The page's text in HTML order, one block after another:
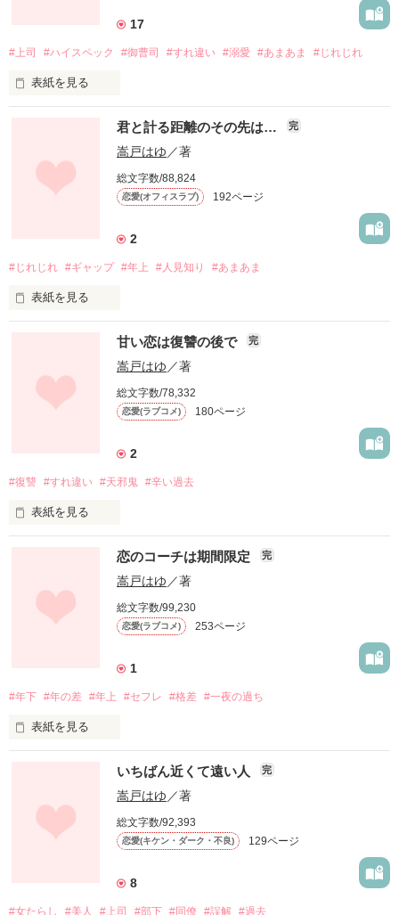
本棚に入れて下さった方、かんたん感想して下さった方もあり
がとうございます
作品を読む
この恋は後戻りできないんです
商業施設プロデュース業　プラシデス社
高宮 俊哉　３２歳　笑わない課長
内田 藤花　２３歳　頑張りが空回る３年目
#27 「上司・トラブル・同居
・過去の傷心・恋の予感」
ありがとうございます
作品を読む
澤口とどうこうなるなんて考えられない！！
生産技術開発部／エンジン生産技術
高橋朱音　たかはしあかね　２５歳
美人で仕事が出来ると言われる裏で
ダメ男収集家と揶揄される
資材調達部／設備調達
澤口恭一　さわぐちきょういち　２５歳
同期期待の星
クールで歯に衣着せぬ物言い
＊＊＊
あとがきを消す代わりに
楽しんでいただけると幸いです
これもひとえに皆様が読んでくださったお陰です
ありがとうございます！！
かんたん感想して下さった方、
感想ノートにコメントを下さった方
ありがとうございます
書いていくのにものすごく励みになってます
＊＊＊
第３回ベリーズカフェ恋愛小説大賞の
新人賞に選んでいただけました
これもひとえに皆様に読んでいただけて
応援していただけたお陰です
ありがとうございます
2019.8.15 発売予定です
17
#上司 #ハイスペック #御曹司 #すれ違い #溺愛 #あまあま #じれじれ
表紙を見る
西村花音（にしむらかのん）２７歳
小さい会社だからこそ
なんでもやって
それなりに仕事も出来るって自負があった
新しく上司になったのは
家電メーカー大企業フォレスト工業山野支社
イケメン過ぎる支社長
倉林崇仁（くらばやしたかひと）３３歳
社長の息子だから
世の中を舐めた人だって思ってた
わざわざ苦労を背負い込む彼の力になりたい
って厄介なことを思い始めて…
ランキングに載りました！
これもひとえに皆様が読んでくださったお陰です
ありがとうございます！！
書いていく励みになります
少しでもお礼になればと倉林崇仁Sideを
ー＊＊＊ー
褒めていただけて顔がにやけてしまいました
君と計る距離のその先は… 完
嵩戸はゆ ／著
総文字数/88,824
恋愛(オフィスラブ) 192ページ
2
#じれじれ #ギャップ #年上 #人見知り #あまあま
表紙を見る
それは対人恐怖症
薬が切れると途端に人が怖くなってしまう
「だったら俺で慣れればいい
突然のアプローチに戸惑う
「橘で本当にいいの？俺にしない？」
甘いマスクで囁く『宮崎和馬』
「せっかくよくなってきていたのに
しょうがない子ですね」
恋にも似た感情を抱いたことのある
三者三様に翻弄されて
これじゃ治るものも治らないんですけど！！
王手デパートの事務
真野穂花 まの ほのか ２２歳
王手デパートの営業
甘い恋は復讐の後で 完
嵩戸はゆ ／著
総文字数/78,332
恋愛(ラブコメ) 180ページ
2
#復讐 #すれ違い #天邪鬼 #辛い過去
表紙を見る
ボクの可愛いウサギちゃん
私、松永莉緒は
まだ恋をしたことのない２２歳
初めての恋のお相手は
何も知らずにへらへら笑う平和ボケした顔を
歪ませてやるんだ
松永莉緒　恋に夢みる　２２歳
恋のコーチは期間限定 完
嵩戸はゆ ／著
総文字数/99,230
恋愛(ラブコメ) 253ページ
1
#年下 #年の差 #年上 #セフレ #格差 #一夜の過ち
表紙を見る
時間がないと焦る中原美希の前に
妹の同級生
高坂蒼葉がコーチに名乗り出てくれた
年下は恋愛対象外で
いちばん近くて遠い人 完
嵩戸はゆ ／著
総文字数/92,393
恋愛(キケン・ダーク・不良) 129ページ
8
#女たらし #美人 #上司 #部下 #同僚 #誤解 #過去